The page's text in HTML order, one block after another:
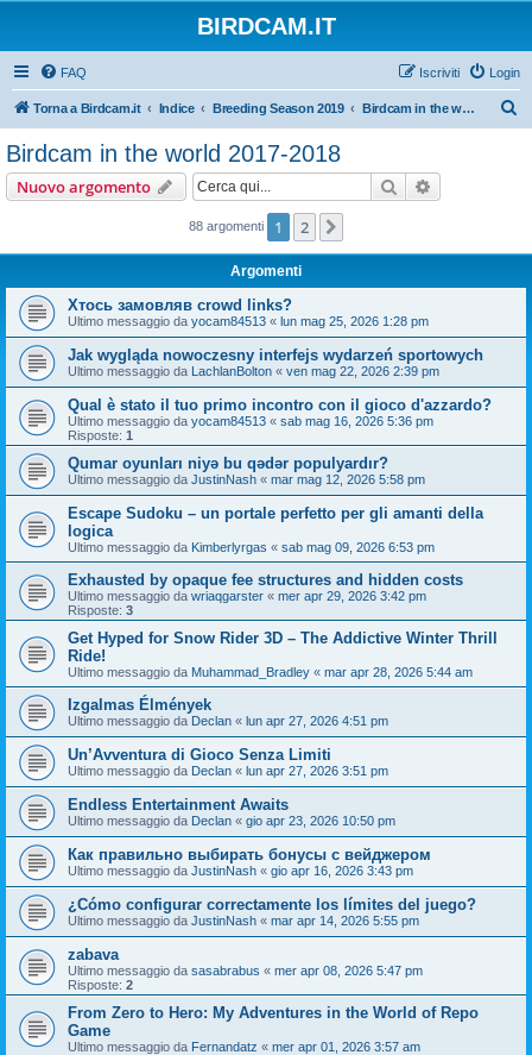
BIRDCAM.IT
FAQ Login
Iscriviti
Torna a Birdcam.it Indice Breeding Season 2019 Birdcam in the world 2017-2018
Birdcam in the world 2017-2018
Nuovo argomento Cerca
88 argomenti 1 2
Argomenti
Хтось замовляв crowd links?
Ultimo messaggio da yocam84513 « lun mag 25, 2026 1:28 pm
Jak wygląda nowoczesny interfejs wydarzeń sportowych
Ultimo messaggio da LachlanBolton « ven mag 22, 2026 2:39 pm
Qual è stato il tuo primo incontro con il gioco d'azzardo?
Ultimo messaggio da yocam84513 « sab mag 16, 2026 5:36 pm
Risposte: 1
Qumar oyunları niyə bu qədər populyardır?
Ultimo messaggio da JustinNash « mar mag 12, 2026 5:58 pm
Escape Sudoku – un portale perfetto per gli amanti della
logica
Ultimo messaggio da Kimberlyrgas « sab mag 09, 2026 6:53 pm
Exhausted by opaque fee structures and hidden costs
Ultimo messaggio da wriaqgarster « mer apr 29, 2026 3:42 pm
Risposte: 3
Get Hyped for Snow Rider 3D – The Addictive Winter Thrill
Ride!
Ultimo messaggio da Muhammad_Bradley « mar apr 28, 2026 5:44 am
Izgalmas Élmények
Ultimo messaggio da Declan « lun apr 27, 2026 4:51 pm
Un’Avventura di Gioco Senza Limiti
Ultimo messaggio da Declan « lun apr 27, 2026 3:51 pm
Endless Entertainment Awaits
Ultimo messaggio da Declan « gio apr 23, 2026 10:50 pm
Как правильно выбирать бонусы с вейджером
Ultimo messaggio da JustinNash « gio apr 16, 2026 3:43 pm
¿Cómo configurar correctamente los límites del juego?
Ultimo messaggio da JustinNash « mar apr 14, 2026 5:55 pm
zabava
Ultimo messaggio da sasabrabus « mer apr 08, 2026 5:47 pm
Risposte: 2
From Zero to Hero: My Adventures in the World of Repo
Game
Ultimo messaggio da Fernandatz « mer apr 01, 2026 3:57 am